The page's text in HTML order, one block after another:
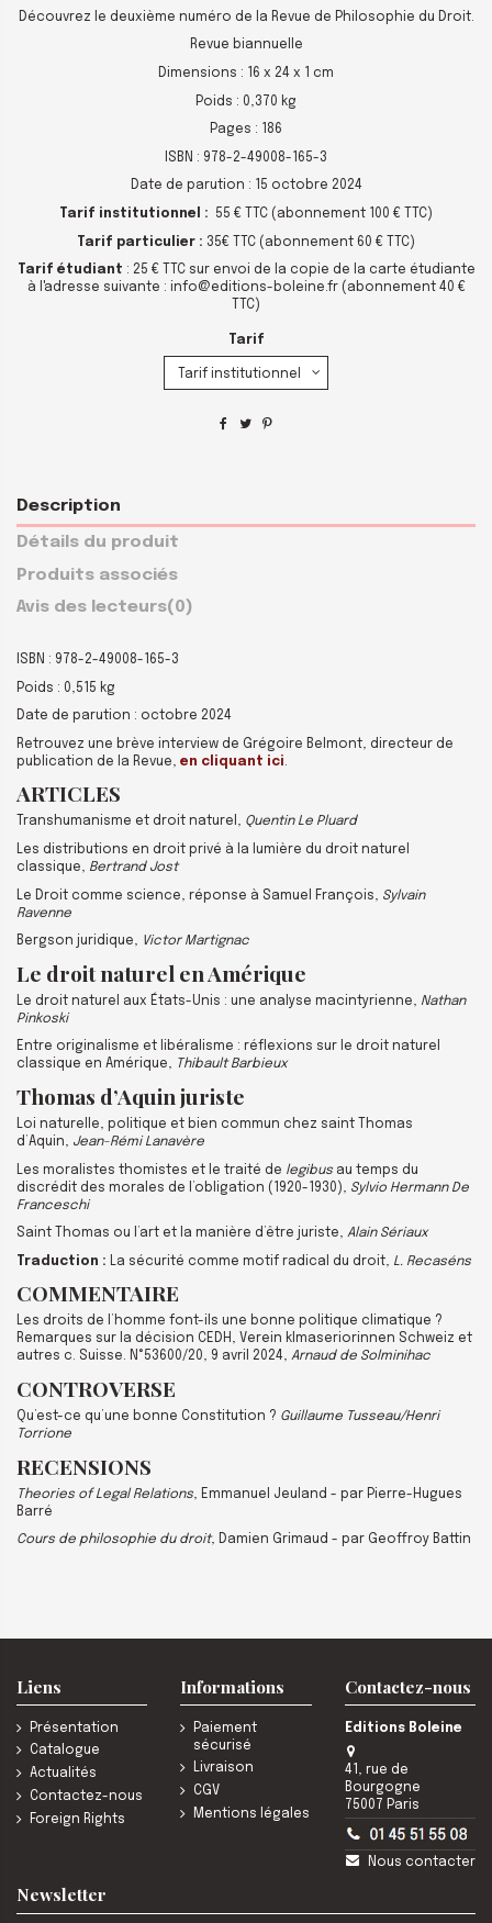
Découvrez le deuxième numéro de la Revue de Philosophie du Droit.
Revue biannuelle
Dimensions : 16 x 24 x 1 cm
Poids : 0,370 kg
Pages : 186
ISBN : 978-2-49008-165-3
Date de parution : 15 octobre 2024
Tarif institutionnel : 55 € TTC (abonnement 100 € TTC)
Tarif particulier : 35€ TTC (abonnement 60 € TTC)
Tarif étudiant : 25 € TTC sur envoi de la copie de la carte étudiante
à l'adresse suivante : info@editions-boleine.fr (abonnement 40 €
TTC)
Tarif
Description
Détails du produit
Produits associés
Avis des lecteurs(0)
ISBN : 978-2-49008-165-3
Poids : 0,515 kg
Date de parution : octobre 2024
Retrouvez une brève interview de Grégoire Belmont, directeur de
publication de la Revue, en cliquant ici.
ARTICLES
Transhumanisme et droit naturel, Quentin Le Pluard
Les distributions en droit privé à la lumière du droit naturel
classique, Bertrand Jost
Le Droit comme science, réponse à Samuel François, Sylvain
Ravenne
Bergson juridique, Victor Martignac
Le droit naturel en Amérique
Le droit naturel aux États-Unis : une analyse macintyrienne, Nathan
Pinkoski
Entre originalisme et libéralisme : réflexions sur le droit naturel
classique en Amérique, Thibault Barbieux
Thomas d’Aquin juriste
Loi naturelle, politique et bien commun chez saint Thomas
d’Aquin, Jean-Rémi Lanavère
Les moralistes thomistes et le traité de legibus au temps du
discrédit des morales de l’obligation (1920-1930), Sylvio Hermann De
Franceschi
Saint Thomas ou l’art et la manière d’être juriste, Alain Sériaux
Traduction : La sécurité comme motif radical du droit, L. Recaséns
COMMENTAIRE
Les droits de l’homme font-ils une bonne politique climatique ?
Remarques sur la décision CEDH, Verein klmaseriorinnen Schweiz et
autres c. Suisse. N°53600/20, 9 avril 2024, Arnaud de Solminihac
CONTROVERSE
Qu’est-ce qu’une bonne Constitution ? Guillaume Tusseau/Henri
Torrione
RECENSIONS
Theories of Legal Relations, Emmanuel Jeuland - par Pierre-Hugues
Barré
Cours de philosophie du droit, Damien Grimaud - par Geoffroy Battin
Liens
Présentation
Catalogue
Actualités
Contactez-nous
Foreign Rights
Informations
Paiement
sécurisé
Livraison
CGV
Mentions légales
Contactez-nous
Editions Boleine
41, rue de
Bourgogne
75007 Paris
Nous contacter
Newsletter